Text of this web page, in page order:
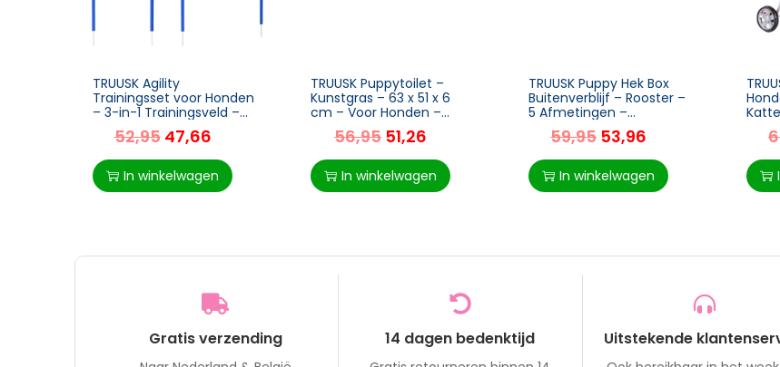
TRUUSK Agility
Trainingsset voor Honden
– 3-in-1 Trainingsveld –
Springring voor
Hondenslalom – Blauw en
Rood
52,95 47,66
In winkelwagen
TRUUSK Puppytoilet –
Kunstgras – 63 x 51 x 6
cm – Voor Honden –
Handig voor
Zindelijkheidstraining
56,95 51,26
In winkelwagen
TRUUSK Puppy Hek Box
Buitenverblijf – Rooster –
5 Afmetingen –
Afmetingen: 71x61cm
59,95 53,96
In winkelwagen
–
Gratis verzending 14 dagen bedenktijd Uitstekende